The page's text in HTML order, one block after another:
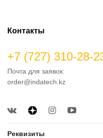
Контакты
+7 (727) 310-28-
Почта для заявок:
order@indatech.kz
Реквизиты